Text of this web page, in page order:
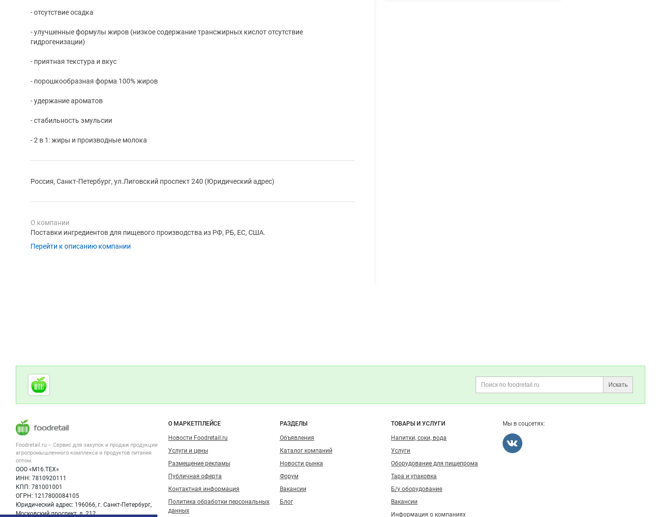
- отсутствие осадка
- улучшенные формулы жиров (низкое содержание трансжирных кислот отсутствие
гидрогенизации)
- приятная текстура и вкус
- порошкообразная форма 100% жиров
- удержание ароматов
- стабильность эмульсии
- 2 в 1: жиры и производные молока
Россия, Санкт-Петербург, ул.Лиговский проспект 240 (Юридический адрес)
О компании
Поставки ингредиентов для пищевого производства из РФ, РБ, ЕС, США.
Перейти к описанию компании
Дополнительная информация
Искать
Cсылки на полезные проекты
Foodretail.ru
— продукты
Важные разделы и контакты
Foodretail.ru – Сервис для закупок и продаж продукции
агропромышленного комплекса и продуктов питания
оптом.
ООО «М16.ТЕХ»
ИНН: 7810920111
КПП: 781001001
ОГРН: 1217800084105
Юридический адрес: 196066, г. Санкт-Петербург,
Московский проспект, д. 212
Навигация по сайту
О МАРКЕТПЛЕЙСЕ
Новости Foodretail.ru
Услуги и цены
Размещение рекламы
Публичная оферта
Контактная информация
Политика обработки персональных
данных
РАЗДЕЛЫ
Объявления
Каталог компаний
Новости рынка
Форум
Вакансии
Блог
ТОВАРЫ И УСЛУГИ
Напитки, соки, вода
Услуги
Оборудование для пищепрома
Тара и упаковка
Б/у оборудование
Вакансии
Информация о компаниях
Мы в соцсетях: